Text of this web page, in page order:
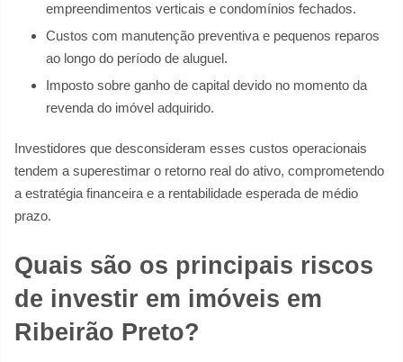
empreendimentos verticais e condomínios fechados.
Custos com manutenção preventiva e pequenos reparos
ao longo do período de aluguel.
Imposto sobre ganho de capital devido no momento da
revenda do imóvel adquirido.
Investidores que desconsideram esses custos operacionais
tendem a superestimar o retorno real do ativo, comprometendo
a estratégia financeira e a rentabilidade esperada de médio
prazo.
Quais são os principais riscos
de investir em imóveis em
Ribeirão Preto?